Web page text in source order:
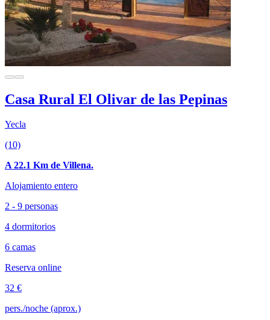
Casa Rural El Olivar de las Pepinas
Yecla
(10)
A 22.1 Km de Villena.
Alojamiento entero
2 - 9 personas
4 dormitorios
6 camas
Reserva online
32 €
pers./noche (aprox.)